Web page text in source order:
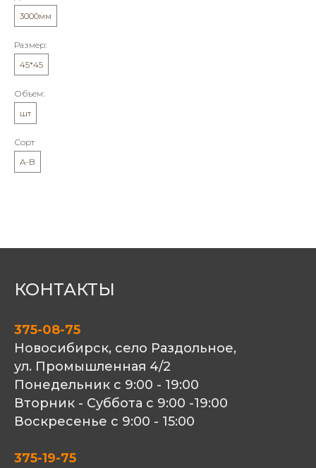
3000мм
Размер:
45*45
Объем:
шт
Сорт
A-B
КОНТАКТЫ
375-08-75
Новосибирск, село Раздольное,
ул. Промышленная 4/2
Понедельник с 9:00 - 19:00
Вторник - Суббота с 9:00 -19:00
Воскресенье с 9:00 - 15:00
375-19-75